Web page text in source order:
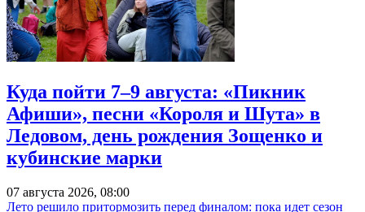
Куда пойти 7–9 августа: «Пикник
Афиши», песни «Короля и Шута» в
Ледовом, день рождения Зощенко и
кубинские марки
07 августа 2026, 08:00
Лето решило притормозить перед финалом: пока идет сезон